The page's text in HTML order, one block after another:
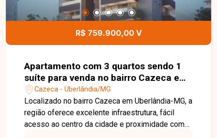
R$ 759.900,00 V
Apartamento com 3 quartos sendo 1
suíte para venda no bairro Cazeca em
Uberlândia-MG
Cazeca - Uberlândia/MG
Localizado no bairro Cazeca em Uberlândia-MG, a
região oferece excelente infraestrutura, fácil
acesso ao centro da cidade e proximidade com